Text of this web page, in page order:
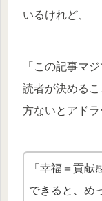
いるけれど、
「この記事マ
読者が決める
方ないとアドラ
「幸福＝貢
できると、め